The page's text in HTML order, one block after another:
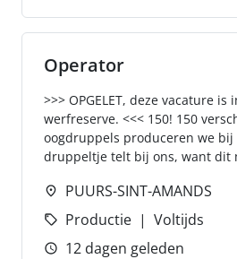
Operator
>>> OPGELET, deze vacature
werfreserve. <<< 150! 150
oogdruppels produceren we bij
druppeltje telt bij ons, want dit
PUURS-SINT-AMANDS
Productie
Voltijds
12 dagen geleden